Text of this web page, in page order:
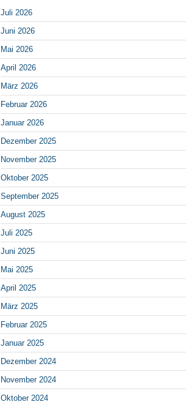
Juli 2026
Juni 2026
Mai 2026
April 2026
März 2026
Februar 2026
Januar 2026
Dezember 2025
November 2025
Oktober 2025
September 2025
August 2025
Juli 2025
Juni 2025
Mai 2025
April 2025
März 2025
Februar 2025
Januar 2025
Dezember 2024
November 2024
Oktober 2024